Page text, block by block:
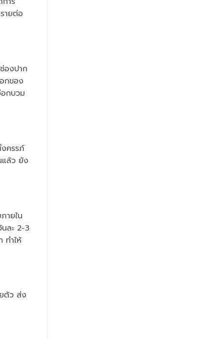
ายต่อ
องปาก
กของ
อกบวม
งครรภ์
แล้ว ยัง
ายใน
ละ 2-3
ทำให้
ตัว ส่ง